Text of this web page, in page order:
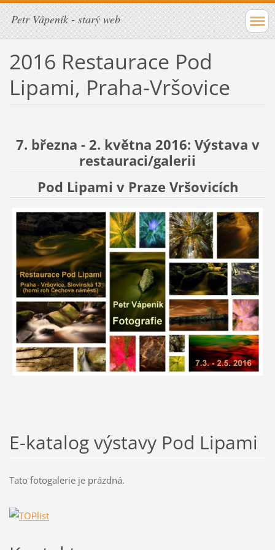
Petr Vápeník - starý web
2016 Restaurace Pod
Lipami, Praha-Vršovice
7. března - 2. května 2016: Výstava v
restauraci/galerii
Pod Lipami v Praze Vršovicích
E-katalog výstavy Pod Lipami
Tato fotogalerie je prázdná.